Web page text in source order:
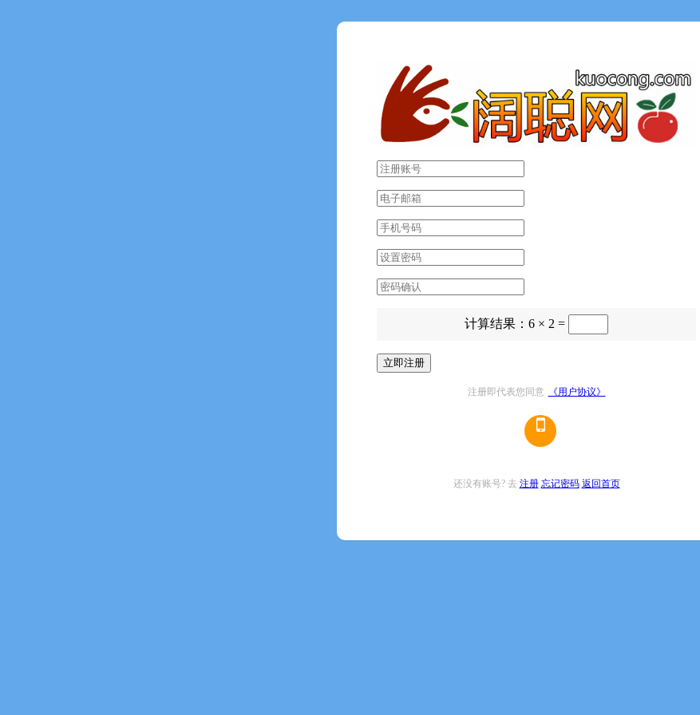
计算结果：6 × 2 =
立即注册
注册即代表您同意 《用户协议》
还没有账号? 去 注册 忘记密码 返回首页